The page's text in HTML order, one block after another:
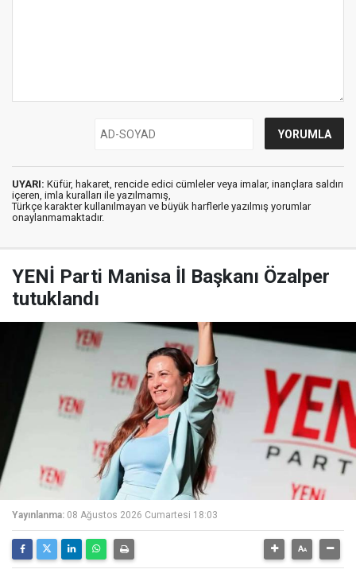
UYARI: Küfür, hakaret, rencide edici cümleler veya imalar, inançlara saldırı
içeren, imla kuralları ile yazılmamış,
Türkçe karakter kullanılmayan ve büyük harflerle yazılmış yorumlar
onaylanmamaktadır.
YENİ Parti Manisa İl Başkanı Özalper
tutuklandı
Yayınlanma: 08 Ağustos 2026 Cumartesi 18:03